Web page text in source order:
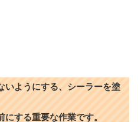
いようにする、シーラーを塗
する重要な作業です。